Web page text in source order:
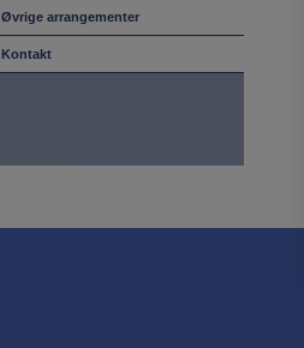
Øvrige arrangementer
Kontakt